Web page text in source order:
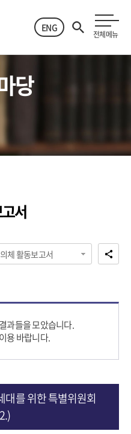
ENG
전체메뉴
당
서
체 활동보고서
과들을 모았습니다.
용 바랍니다.
를 위한 특별위원회